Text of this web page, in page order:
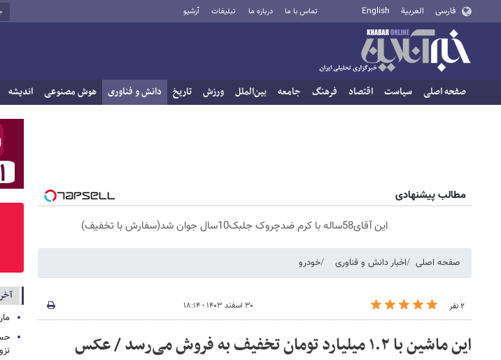
فارسی العربية English تماس با ما درباره ما تبلیغات آرشیو
صفحه اصلی سیاست اقتصاد فرهنگ جامعه بین‌الملل ورزش تاریخ دانش و فناوری هوش مصنوعی اندیشه
مطالب پیشنهادی
این آقای58ساله با کرم ضدچروک جلبک10سال جوان شد(سفارش با تخفیف)
صفحه اصلی اخبار دانش و فناوری خودرو
۲ نفر ۳۰ اسفند ۱۴۰۳ - ۱۸:۱۴
این ماشین با ۱.۲ میلیارد تومان تخفیف به فروش می‌رسد / عکس